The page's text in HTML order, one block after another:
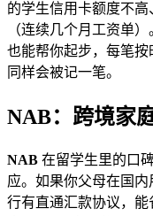
的学生信用卡额度不
（连续几个月工资单
也能帮你起步，每笔
同样会被记一笔。
NAB：跨境家
NAB 在留学生里的口
应。如果你父母在国
行有直通汇款协议，